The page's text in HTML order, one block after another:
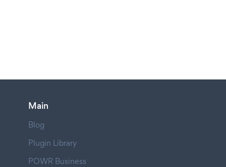
Main
Blog
Plugin Library
POWR Business